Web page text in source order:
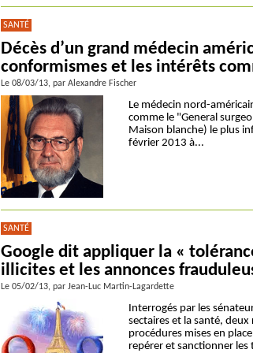
SANTÉ
Décès d’un grand médecin
conformismes et les intérêts
Le 08/03/13, par Alexandre Fischer
Le médecin nord-
comme le "General
Maison blanche) le plus
février 2013 à...
SANTÉ
Google dit appliquer la «
illicites et les annonces
Le 05/02/13, par Jean-Luc Martin-Lagardette
Interrogés par les
sectaires et la santé,
procédures mises en
repérer et sanctionner les